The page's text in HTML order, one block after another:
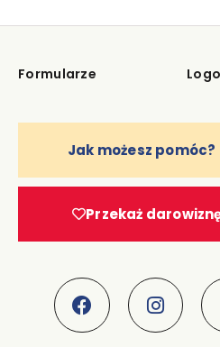
Formularze
Jak możesz pomóc?
Przekaż